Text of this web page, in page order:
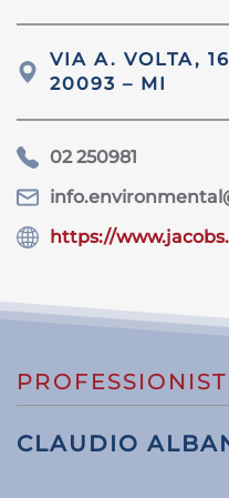
VIA A. VOLTA,
20093 – MI
02 250981
https://
CLAUDIO